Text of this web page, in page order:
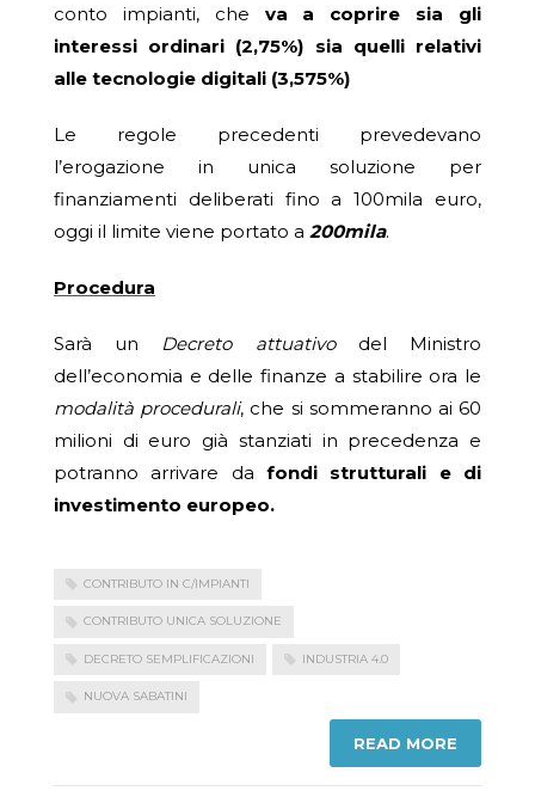
conto impianti, che va a coprire sia gli
interessi ordinari (2,75%) sia quelli relativi
alle tecnologie digitali (3,575%)
Le regole precedenti prevedevano
l’erogazione in unica soluzione per
finanziamenti deliberati fino a 100mila euro,
oggi il limite viene portato a 200mila.
Procedura
Sarà un Decreto attuativodel Ministro
dell’economia e delle finanze a stabilire ora le
modalità procedurali, che si sommeranno ai 60
milioni di euro già stanziati in precedenza e
potranno arrivare da fondi strutturali e di
investimento europeo.
CONTRIBUTO IN C/IMPIANTI
CONTRIBUTO UNICA SOLUZIONE
DECRETO SEMPLIFICAZIONI INDUSTRIA 4.0
NUOVA SABATINI
READ MORE